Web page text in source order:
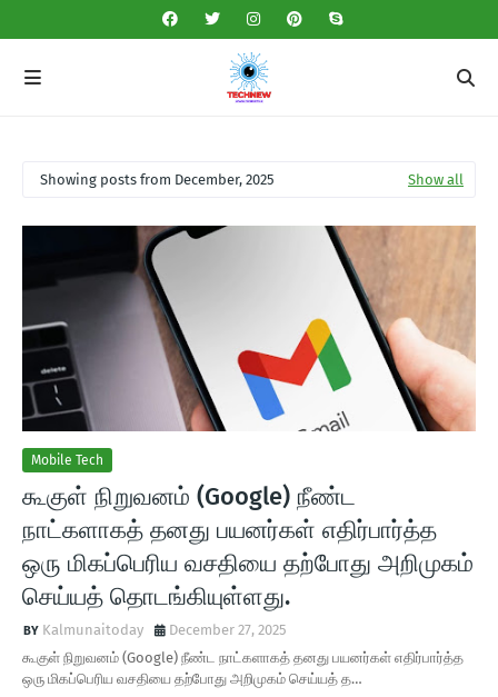
Showing posts from December, 2025 Show all
Mobile Tech
கூகுள் நிறுவனம் (Google) நீண்ட
நாட்களாகத் தனது பயனர்கள் எதிர்பார்த்த
ஒரு மிகப்பெரிய வசதியை தற்போது அறிமுகம்
செய்யத் தொடங்கியுள்ளது.
Kalmunaitoday
December 27, 2025
கூகுள் நிறுவனம் (Google) நீண்ட நாட்களாகத் தனது பயனர்கள் எதிர்பார்த்த
ஒரு மிகப்பெரிய வசதியை தற்போது அறிமுகம் செய்யத் த…